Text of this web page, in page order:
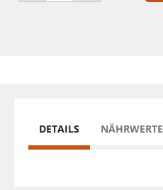
DETAILS NÄHRWERTE